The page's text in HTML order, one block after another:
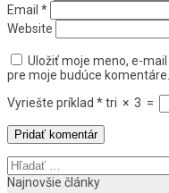
Email *
Website
Uložiť moje meno, e-
pre moje budúce komentáre.
Vyriešte príklad *tri × 3 =
Hľadať:
Najnovšie články